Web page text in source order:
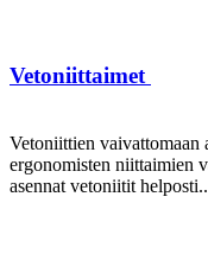
Vetoniittaimet
Vetoniittien vaivattomaan
ergonomisten niittaimien
asennat vetoniitit